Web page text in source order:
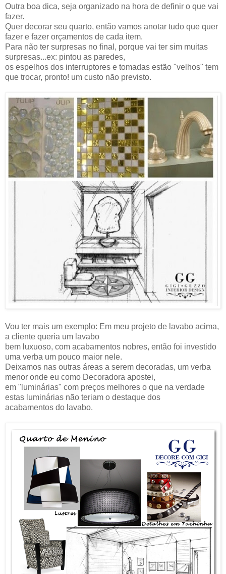
Outra boa dica, seja organizado na hora de definir o que vai
fazer.
Quer decorar seu quarto, então vamos anotar tudo que quer
fazer e fazer orçamentos de cada item.
Para não ter surpresas no final, porque vai ter sim muitas
surpresas...ex: pintou as paredes,
os espelhos dos interruptores e tomadas estão "velhos" tem
que trocar, pronto! um custo não previsto.
Vou ter mais um exemplo: Em meu projeto de lavabo acima,
a cliente queria um lavabo
bem luxuoso, com acabamentos nobres, então foi investido
uma verba um pouco maior nele.
Deixamos nas outras áreas a serem decoradas, um verba
menor onde eu como Decoradora apostei,
em "luminárias" com preços melhores o que na verdade
estas luminárias não teriam o destaque dos
acabamentos do lavabo.